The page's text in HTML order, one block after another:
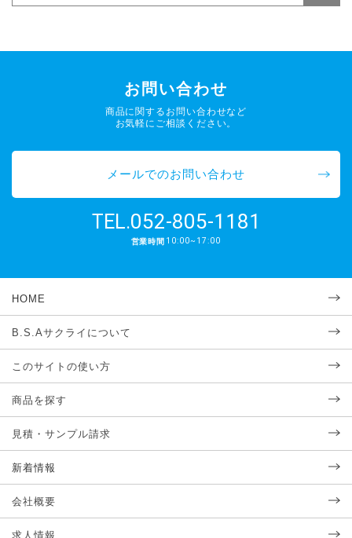
お問い合わせ
商品に関するお問い合わせなど
お気軽にご相談ください。
メールでのお問い合わせ
TEL.052-805-1181
営業時間 10:00~17:00
HOME
B.S.Aサクライについて
このサイトの使い方
商品を探す
見積・サンプル請求
新着情報
会社概要
求人情報